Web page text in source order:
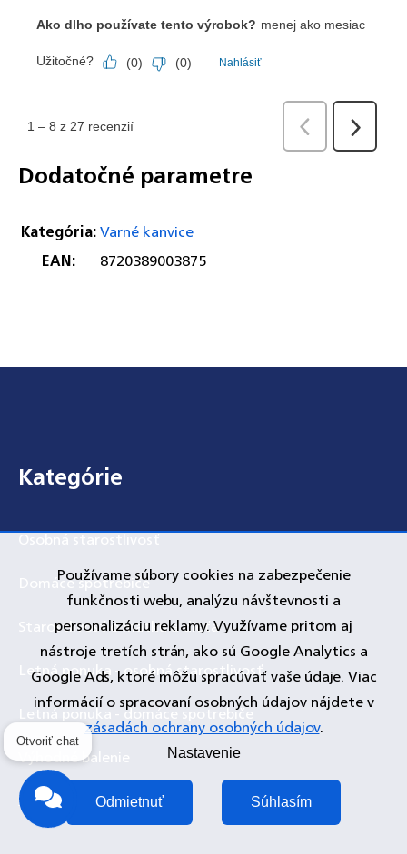
Používame súbory cookies na zabezpečenie
funkčnosti webu, analýzu návštevnosti a
personalizáciu reklamy. Využívame pritom aj
nástroje tretích strán, ako sú Google Analytics a
Google Ads, ktoré môžu spracúvať vaše údaje. Viac
informácií o spracovaní osobných údajov nájdete v
zásadách ochrany osobných údajov.
Nastavenie
Odmietnuť Súhlasím
Dodatočné parametre
Kategória:Varné kanvice
EAN: 8720389003875
Zápätie
Kategórie
Osobná starostlivosť
Domáce spotrebiče
Starostlivosť o matku a dieťa
Letná ponuka - osobná starostlivosť
Letná ponuka - domáce spotrebiče
Výhodné balenie
Akcia